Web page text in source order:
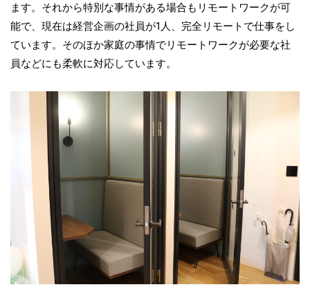
ます。それから特別な事情がある場合もリモートワークが可
能で、現在は経営企画の社員が1人、完全リモートで仕事をし
ています。そのほか家庭の事情でリモートワークが必要な社
員などにも柔軟に対応しています。